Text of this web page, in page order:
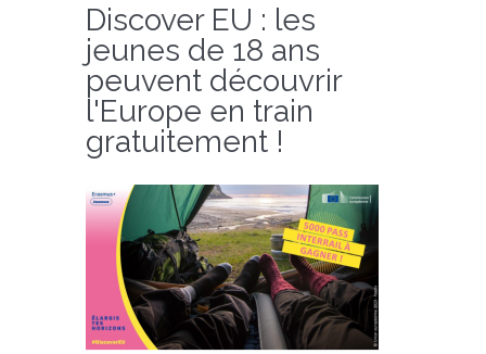
Discover EU : les
jeunes de 18 ans
peuvent découvrir
l'Europe en train
gratuitement !